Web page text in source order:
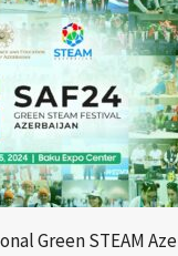
Green STEAM